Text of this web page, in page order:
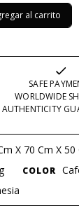
SAFE
WORLDWIDE
AUTHENTICITY
X 70 Cm X 50
COLOR